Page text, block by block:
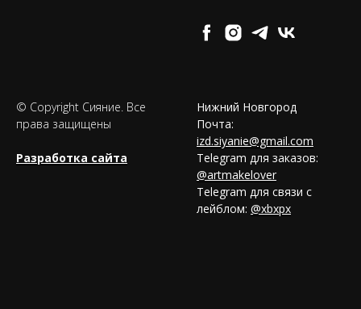
© Copyright Сияние. Все
права защищены
Разработка сайта
Нижний Новгород
Почта:
izd.siyanie@gmail.com
Telegram для заказов:
@artmakelover
Telegram для связи с
лейблом: @xbxpx